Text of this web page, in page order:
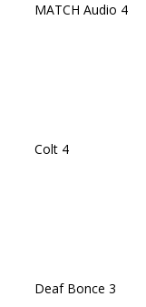
MATCH Audio 4
Colt 4
Deaf Bonce 3